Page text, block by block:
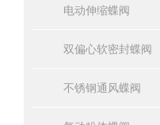
电动伸缩蝶阀
双偏心软密封蝶阀
不锈钢通风蝶阀